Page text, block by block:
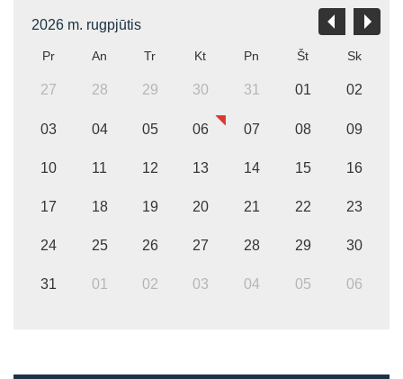
2026 m. rugpjūtis
Pr An Tr Kt Pn Št Sk
27 28 29 30 31 01 02
03 04 05 06 07 08 09
10 11 12 13 14 15 16
17 18 19 20 21 22 23
24 25 26 27 28 29 30
31 01 02 03 04 05 06